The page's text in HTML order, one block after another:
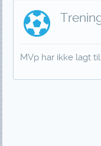
MVp har ikke lagt